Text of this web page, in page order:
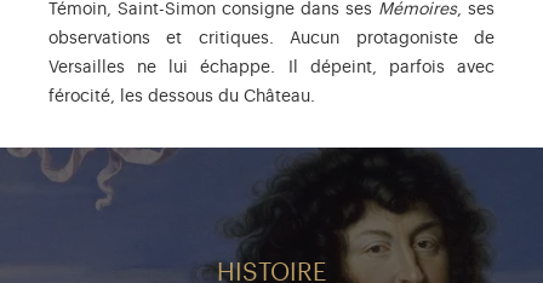
Témoin, Saint-Simon consigne dans ses Mémoires, ses
observations et critiques. Aucun protagoniste de
Versailles ne lui échappe. Il dépeint, parfois avec
férocité, les dessous du Château.
HISTOIRE